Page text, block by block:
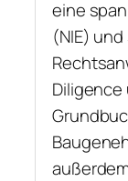
eine
(NIE)